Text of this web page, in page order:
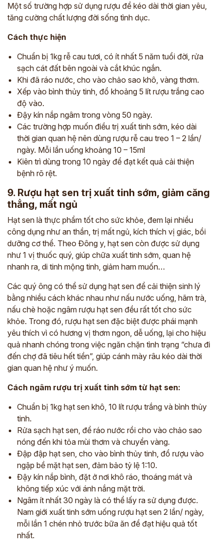
Một số trường hợp sử dụng rượu để kéo dài thời gian yêu,
tăng cường chất lượng đời sống tình dục.
Cách thực hiện
Chuẩn bị 1kg rễ cau tươi, có ít nhất 5 năm tuổi đời, rửa
sạch cát đất bên ngoài và cắt khúc ngắn.
Khi đã ráo nước, cho vào chảo sao khô, vàng thơm.
Xếp vào bình thủy tinh, đổ khoảng 5 lít rượu trắng cao
độ vào.
Đậy kín nắp ngâm trong vòng 50 ngày.
Các trường hợp muốn điều trị xuất tinh sớm, kéo dài
thời gian quan hệ nên dùng rượu rễ cau treo 1 – 2 lần/
ngày. Mỗi lần uống khoảng 10 – 15ml
Kiên trì dùng trong 10 ngày để đạt kết quả cải thiện
bệnh rõ rệt.
9. Rượu hạt sen trị xuất tinh sớm, giảm căng
thẳng, mất ngủ
Hạt sen là thực phẩm tốt cho sức khỏe, đem lại nhiều
công dụng như an thần, trị mất ngủ, kích thích vị giác, bồi
dưỡng cơ thể. Theo Đông y, hạt sen còn được sử dụng
như 1 vị thuốc quý, giúp chữa xuất tinh sớm, quan hệ
nhanh ra, di tinh mộng tinh, giảm ham muốn…
Các quý ông có thể sử dụng hạt sen để cải thiện sinh lý
bằng nhiều cách khác nhau như nấu nước uống, hãm trà,
nấu chè hoặc ngâm rượu hạt sen đều rất tốt cho sức
khỏe. Trong đó, rượu hạt sen đặc biệt được phái mạnh
yêu thích vì có hương vị thơm ngon, dễ uống, lại cho hiệu
quả nhanh chóng trong việc ngăn chặn tình trạng “chưa đi
đến chợ đã tiêu hết tiền”, giúp cánh mày râu kéo dài thời
gian quan hệ như ý muốn.
Cách ngâm rượu trị xuất tinh sớm từ hạt sen:
Chuẩn bị 1kg hạt sen khô, 10 lít rượu trắng và bình thủy
tinh.
Rửa sạch hạt sen, để ráo nước rồi cho vào chảo sao
nóng đến khi tỏa mùi thơm và chuyển vàng.
Đập đập hạt sen, cho vào bình thủy tinh, đổ rượu vào
ngập bề mặt hạt sen, đảm bảo tỷ lệ 1:10.
Đậy kín nắp bình, đặt ở nơi khô ráo, thoáng mát và
không tiếp xúc với ánh nắng mặt trời.
Ngâm ít nhất 30 ngày là có thể lấy ra sử dụng được.
Nam giới xuất tinh sớm uống rượu hạt sen 2 lần/ ngày,
mỗi lần 1 chén nhỏ trước bữa ăn để đạt hiệu quả tốt
nhất.